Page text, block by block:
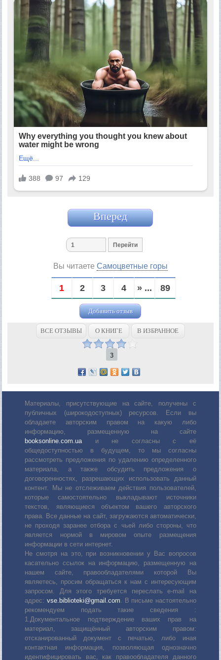
Вперед
Вы читаете Самоцветные горы
1 2 3 4 » ... 89
Добавить отзыв
ВСЕ ОТЗЫВЫ О КНИГЕ В ИЗБРАННОЕ
3
Материалы, присутствующие на сайте, получены с
публичных (широкодоступных) ресурсов. Если вы
обладаете авторским правом на какую либо
информацию, размещенную на сайте
booksonline.com.uaи не согласны с её
общедоступностью в будущем, то мы согласны
рассмотреть предложения по удалению определенного
материала, а также обсудить предложения о
договоренностях, разрешающих использовать данный
контент. Мы не отслеживаем действия пользователей,
которые самостоятельно выкладывают источники
текстов, являющиеся объектом вашего авторского
права. Все данные на сайт, загружаются автоматически,
не проходя заранее отбора с чьей либо стороны, что
является нормой в мировом опыте размещения
информации в сети интернет.
Не смотря на это, при возникновении у Вас вопросов
касательно ссылок на информацию, размещенную на
нашем сайте, правообладателями которой Вы
являетесь, просим обращаться к нам с интересующим
запросом. Для этого требуется переслать е-mail на
адрес: vse.biblioteki@gmail.com. В письме настоятельно
рекомендуем подать такие сведения :
1.Документальное подтверждение ваших прав на
материал, защищённый авторским правом:
отсканированный документ с печатью, либо иная
контактная информация, позволяющая однозначно
идентифицировать вас, как правообладателя данного